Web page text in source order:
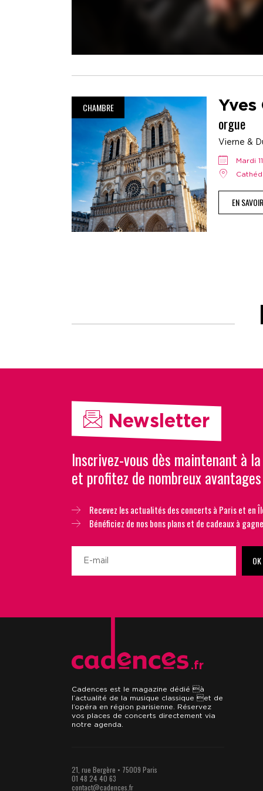
CHAMBRE Yves
orgue
Vierne &
mardi
EN
Newsletter
Inscrivez-vous dès maintenant à
et profitez de nombreux avantages
Recevez les actualités des concerts à Paris et en
Bénéficiez de nos bons plans et de cadeaux à
OK
.fr
Cadences est le magazine dédié à
l’actualité de la musique classique et de
l’opéra en région parisienne. Réservez
vos places de concerts directement via
notre agenda.
21, rue Bergère • 75009 Paris
01 48 24 40 63
contact@cadences.fr